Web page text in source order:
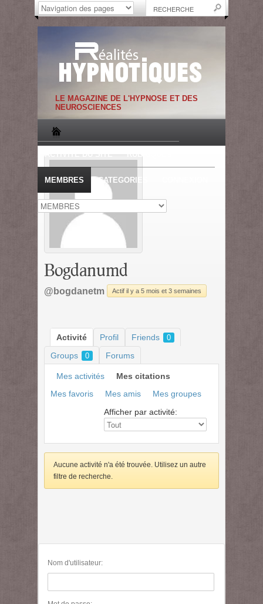
LE MAGAZINE DE L'HYPNOSE ET DES
NEUROSCIENCES
ACTIVITE DU SITE RUBRIQUES
MEMBRES CATEGORIES
Bogdanumd
@bogdanetm Actif il y a 5 mois et 3 semaines
Activité Profil Friends 0
Groups 0 Forums
Mes activités
Mes citations
Mes favoris
Mes amis
Mes groupes
Afficher par activité:
Aucune activité n'a été trouvée. Utilisez un autre
filtre de recherche.
Nom d'utilisateur: